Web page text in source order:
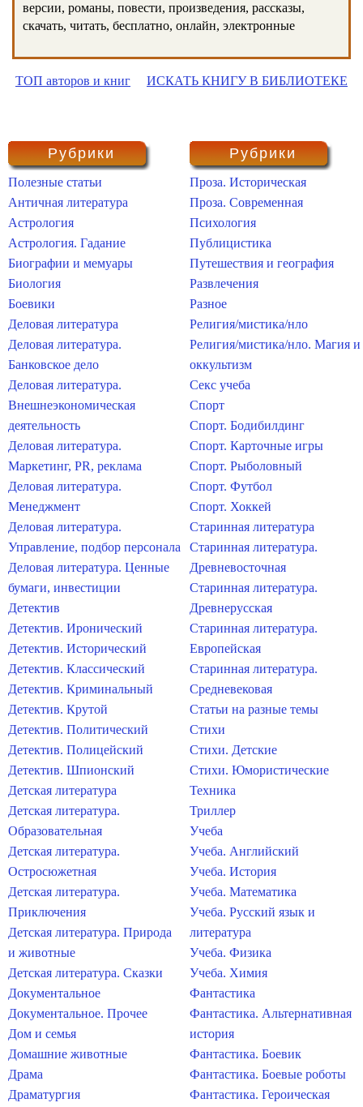
версии, романы, повести, произведения, рассказы,
скачать, читать, бесплатно, онлайн, электронные
ТОП авторов и книг ИСКАТЬ КНИГУ В БИБЛИОТЕКЕ
Рубрики
Полезные статьи
Античная литература
Астрология
Астрология. Гадание
Биографии и мемуары
Биология
Боевики
Деловая литература
Деловая литература.
Банковское дело
Деловая литература.
Внешнеэкономическая
деятельность
Деловая литература.
Маркетинг, PR, реклама
Деловая литература.
Менеджмент
Деловая литература.
Управление, подбор персонала
Деловая литература. Ценные
бумаги, инвестиции
Детектив
Детектив. Иронический
Детектив. Исторический
Детектив. Классический
Детектив. Криминальный
Детектив. Крутой
Детектив. Политический
Детектив. Полицейский
Детектив. Шпионский
Детская литература
Детская литература.
Образовательная
Детская литература.
Остросюжетная
Детская литература.
Приключения
Детская литература. Природа
и животные
Детская литература. Сказки
Документальное
Документальное. Прочее
Дом и семья
Домашние животные
Драма
Драматургия
Рубрики
Проза. Историческая
Проза. Современная
Психология
Публицистика
Путешествия и география
Развлечения
Разное
Религия/мистика/нло
Религия/мистика/нло. Магия и
оккультизм
Секс учеба
Спорт
Спорт. Бодибилдинг
Спорт. Карточные игры
Спорт. Рыболовный
Спорт. Футбол
Спорт. Хоккей
Старинная литература
Старинная литература.
Древневосточная
Старинная литература.
Древнерусская
Старинная литература.
Европейская
Старинная литература.
Средневековая
Статьи на разные темы
Стихи
Стихи. Детские
Стихи. Юмористические
Техника
Триллер
Учеба
Учеба. Английский
Учеба. История
Учеба. Математика
Учеба. Русский язык и
литература
Учеба. Физика
Учеба. Химия
Фантастика
Фантастика. Альтернативная
история
Фантастика. Боевик
Фантастика. Боевые роботы
Фантастика. Героическая